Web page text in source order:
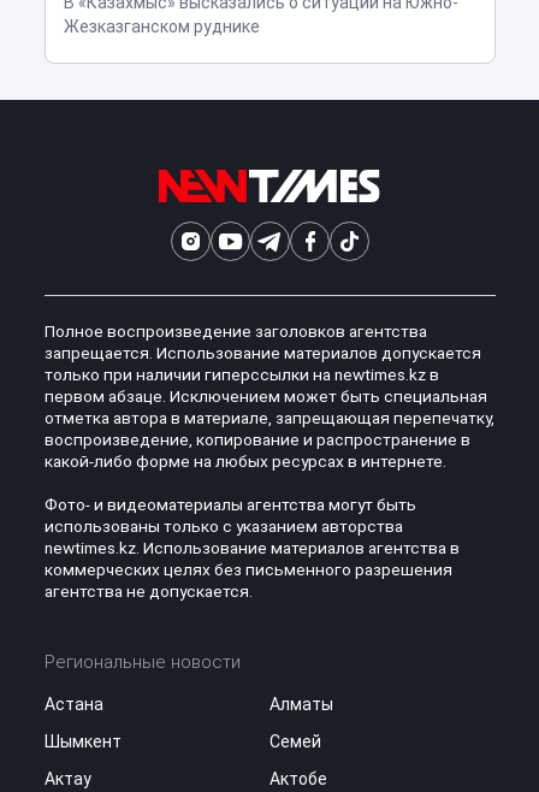
Жезказганском руднике
Полное воспроизведение заголовков агентства
запрещается. Использование материалов допускается
только при наличии гиперссылки на newtimes.kz в
первом абзаце. Исключением может быть специальная
отметка автора в материале, запрещающая перепечатку,
воспроизведение, копирование и распространение в
какой-либо форме на любых ресурсах в интернете.
Фото- и видеоматериалы агентства могут быть
использованы только с указанием авторства
newtimes.kz. Использование материалов агентства в
коммерческих целях без письменного разрешения
агентства не допускается.
Региональные новости
Астана
Алматы
Шымкент
Семей
Актау
Актобе